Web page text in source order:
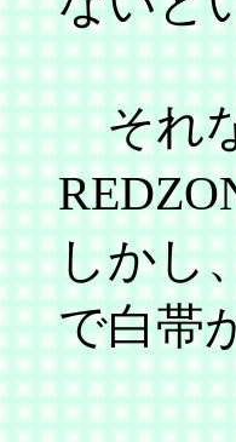
それな
しかし
で白帯